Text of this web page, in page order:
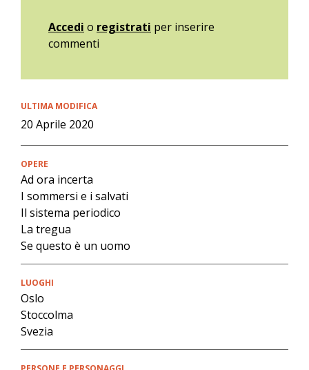
Accedi o registrati per inserire
commenti
ULTIMA MODIFICA
20 Aprile 2020
OPERE
Ad ora incerta
I sommersi e i salvati
Il sistema periodico
La tregua
Se questo è un uomo
LUOGHI
Oslo
Stoccolma
Svezia